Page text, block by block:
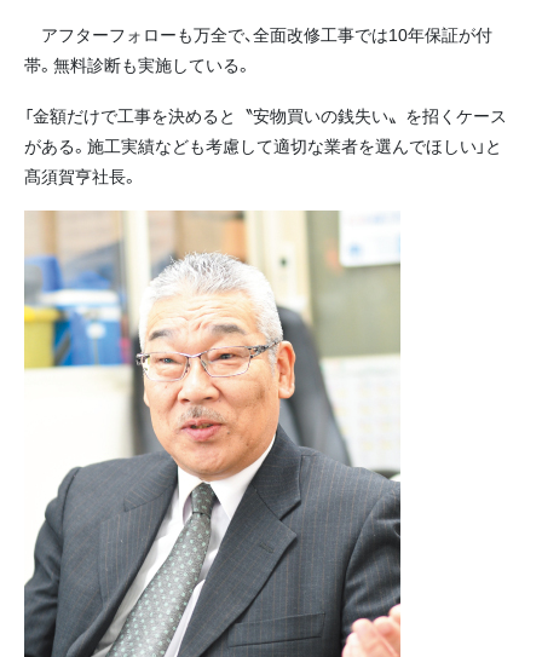
アフターフォローも万全で、全面改修工事では10年保証が付
帯。無料診断も実施している。
「金額だけで工事を決めると〝安物買いの銭失い〟を招くケース
がある。施工実績なども考慮して適切な業者を選んでほしい」と
髙須賀亨社長。